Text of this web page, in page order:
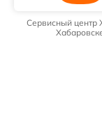
Сервисный центр